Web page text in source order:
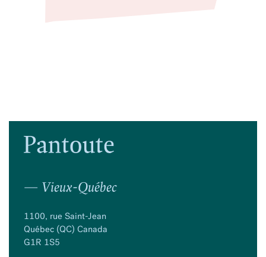
— Vieux-Québec
1100, rue Saint-Jean
Québec (QC) Canada
G1R 1S5